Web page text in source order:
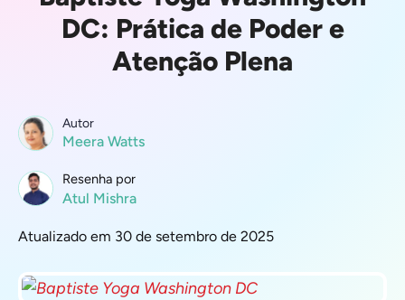
DC: Prática de Poder e
Atenção Plena
Autor
Meera Watts
Resenha por
Atul Mishra
Atualizado em 30 de setembro de 2025